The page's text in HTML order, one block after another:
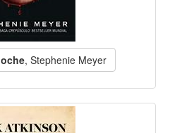
, Stephenie Meyer